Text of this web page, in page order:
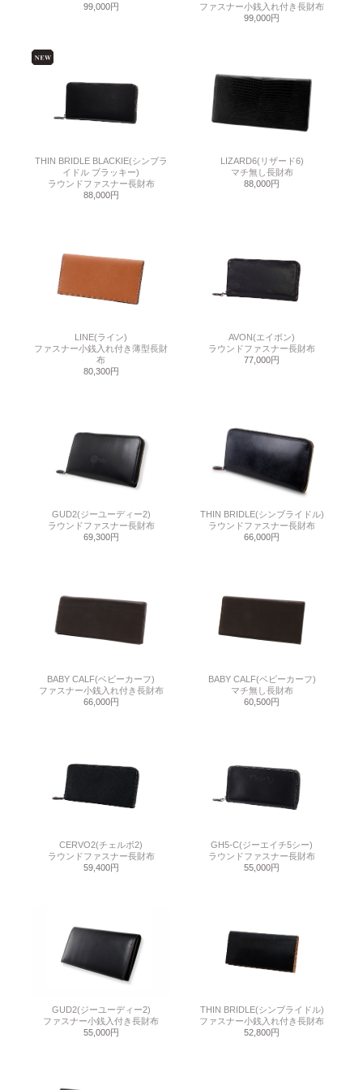
99,000円
ファスナー小銭入れ付き長財布
99,000円
THIN BRIDLE BLACKIE(シンブラ
イドル ブラッキー)
ラウンドファスナー長財布
88,000円
LIZARD6(リザード6)
マチ無し長財布
88,000円
LINE(ライン)
ファスナー小銭入れ付き薄型長財
布
80,300円
AVON(エイボン)
ラウンドファスナー長財布
77,000円
GUD2(ジーユーディー2)
ラウンドファスナー長財布
69,300円
THIN BRIDLE(シンブライドル)
ラウンドファスナー長財布
66,000円
BABY CALF(ベビーカーフ)
ファスナー小銭入れ付き長財布
66,000円
BABY CALF(ベビーカーフ)
マチ無し長財布
60,500円
CERVO2(チェルボ2)
ラウンドファスナー長財布
59,400円
GH5-C(ジーエイチ5シー)
ラウンドファスナー長財布
55,000円
GUD2(ジーユーディー2)
ファスナー小銭入付き長財布
55,000円
THIN BRIDLE(シンブライドル)
ファスナー小銭入れ付き長財布
52,800円